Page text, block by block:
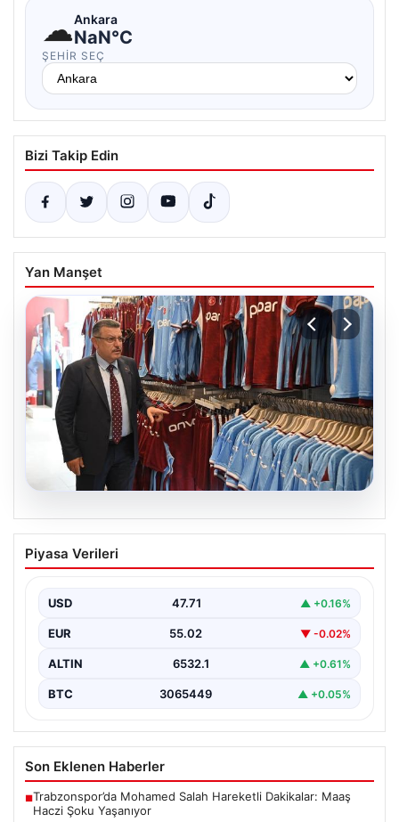
☁Ankara
NaN°C
ŞEHIR SEÇ
Bizi Takip Edin
Yan Manşet
06.08.2026
Ahmet Metin Genç’in forma
kampanyasıyla ilgili belediyeden
Piyasa Verileri
USD 47.71 ▲ +0.16%
EUR 55.02 ▼ -0.02%
ALTIN 6532.1 ▲ +0.61%
BTC 3065449 ▲ +0.05%
Son Eklenen Haberler
■Trabzonspor’da Mohamed Salah Hareketli Dakikalar: Maaş
Haczi Şoku Yaşanıyor